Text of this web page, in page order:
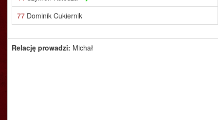
77 Dominik Cukiernik
Relację prowadzi: Michał